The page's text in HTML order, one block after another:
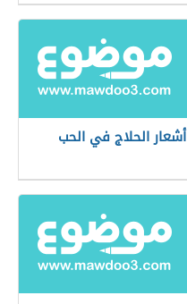
أشعار الحلاج في الحب